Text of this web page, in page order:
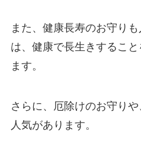
また、健康長寿のお守り
は、健康で長生きするこ
ます。
さらに、厄除けのお守り
人気があります。